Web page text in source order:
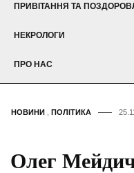
ПРИВІТАННЯ ТА
НЕКРОЛОГИ
ПРО НАС
НОВИНИ ПОЛІТИКА
Олег